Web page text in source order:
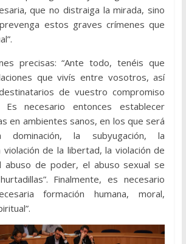
que no distraiga la mirada, sino
estos graves crímenes que
precisas: “Ante todo, tenéis que
que vivís entre vosotros, así
de vuestro compromiso
Es necesario entonces establecer
en ambientes sanos, en los que será
la subyugación, la
violación de la libertad, la violación de
abuso de poder, el abuso sexual se
Finalmente, es necesario
formación humana, moral,